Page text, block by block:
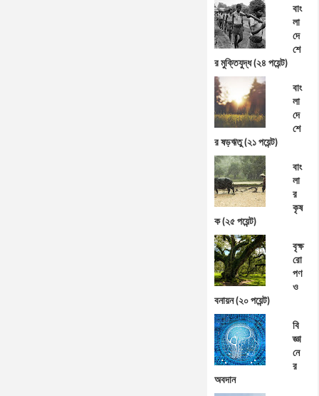
বাং
লা
দে
শে
র মুক্তিযুদ্ধ (২৪ পয়েন্ট)
বাং
লা
দে
শে
র ষড়ঋতু (২১ পয়েন্ট)
বাং
লা
র
কৃষ
ক (২৫ পয়েন্ট)
বৃক্ষ
রো
পণ
ও
বনায়ন (২০ পয়েন্ট)
বি
জ্ঞা
নে
র
অবদান